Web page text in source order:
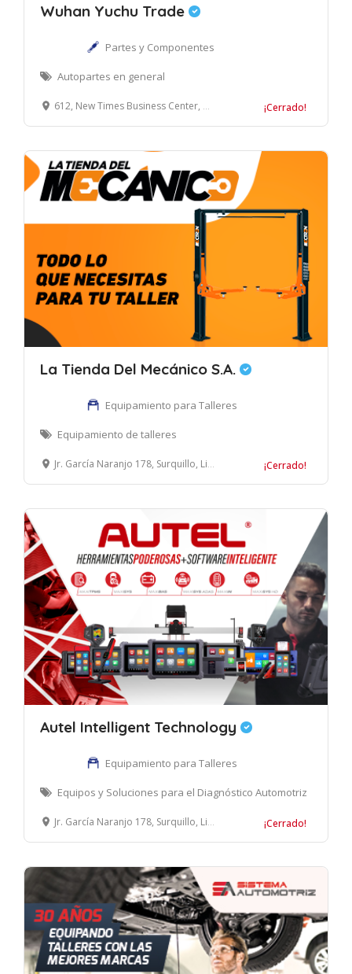
Wuhan Yuchu Trade
Partes y Componentes
Autopartes en general
612, New Times Business Center, No.422 of Wu Luo Rd. Wuchang District, Wuhan, China ¡Cerrado!
La Tienda Del Mecánico S.A.
Equipamiento para Talleres
Equipamiento de talleres
Jr. García Naranjo 178, Surquillo, Lima, Perú ¡Cerrado!
Autel Intelligent Technology
Equipamiento para Talleres
Equipos y Soluciones para el Diagnóstico Automotriz
Jr. García Naranjo 178, Surquillo, Lima, Perú ¡Cerrado!